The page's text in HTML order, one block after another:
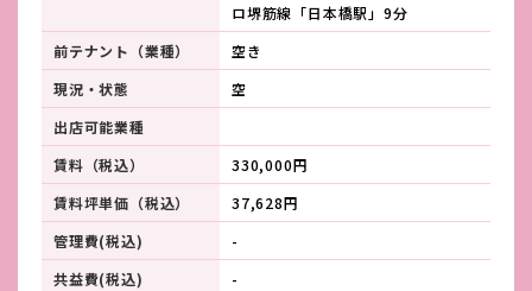
ロ堺筋線「日本橋駅」9分
前テナント（業種）
空き
現況・状態
空
出店可能業種
賃料（税込）
330,000円
賃料坪単価（税込）
37,628円
管理費(税込)
-
共益費(税込)
-